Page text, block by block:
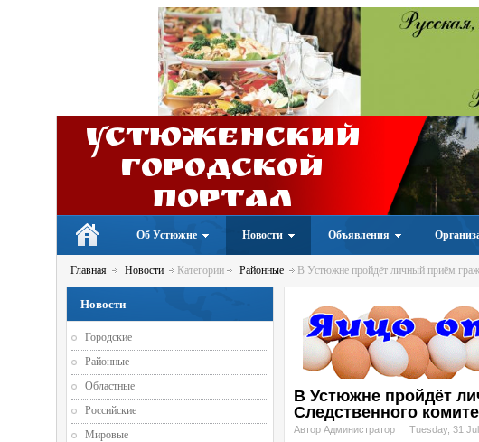
Устюженский
Городской
портал
Об Устюжне Новости Объявления
Главная Новости Категории Районные В Устюжне пройдёт личный приём
В Устюжне пройдёт
Следственного
Автор Администратор Tuesday, 31
Новости
Городские
Районные
Областные
Российские
Мировые